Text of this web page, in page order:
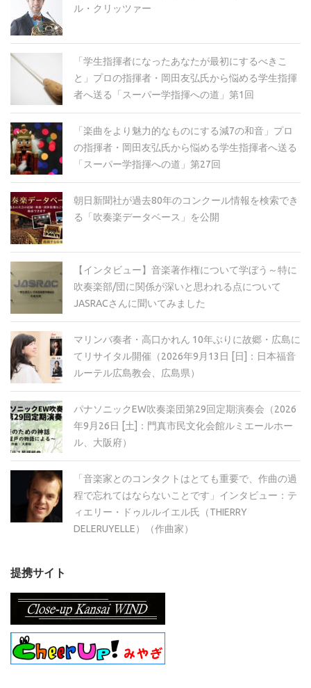
ル・クリッツァー
「学生指揮者になったあなたが最初にするべきこ
と」プロの指揮者・岡田友弘氏から悩める学生指揮
者へ送る「スーパー学指揮への道」第1回
「楽曲をより魅力的なものにする減7の和音」プロ
の指揮者・岡田友弘氏から悩める学生指揮者へ送る
「スーパー学指揮への道」第27回
朝日新聞社が過去80年のコンクール情報を検索でき
る「吹奏楽データベース」を公開
【インタビュー】音楽著作権について学ぼう～特に
吹奏楽部/団に関係が深いと思われる点について
JASRACさんに聞いてみました
マリンバ奏者・高口かれん 10年ぶりに故郷・広島に
てリサイタル開催（2026年9月13日 [日]：日本福音
ルーテル広島教会、広島県）
パナソニックEW吹奏楽団第29回定期演奏会（2026
年9月26日 [土]：門真市民文化会館ルミエールホー
ル、大阪府）
「音楽家とのコンタクトはとても重要で、作曲の過
程で忘れてはならないことです」インタビュー：テ
ィエリー・ドゥルルイエル氏（THIERRY
DELERUYELLE）（作曲家）
提携サイト